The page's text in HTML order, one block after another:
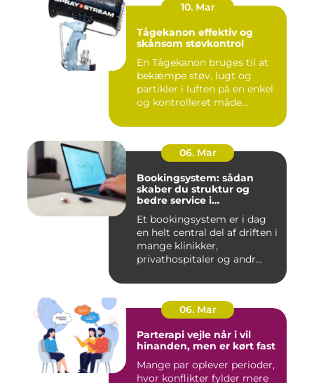
10. Mar
Tågekanon effektiv og
skånsom støvkontrol
En Tågekanon bruges til at
bekæmpe støv, lugt og
partikler i luften på en enkel
og kontrolleret måde...
06. Mar
Bookingsystem: sådan
skaber du struktur og
bedre service i
Et bookingsystem er i dag
en helt central del af driften i
mange klinikker,
privathospitaler og andr...
06. Mar
Parterapi vejle når i vil
hinanden, men er kørt fast
Mange par oplever perioder,
hvor konflikter fylder mere